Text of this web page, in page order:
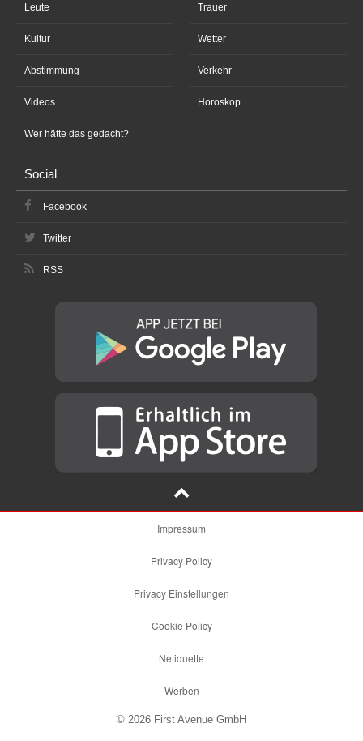
Leute
Kultur
Abstimmung
Videos
Wer hätte das gedacht?
Trauer
Wetter
Verkehr
Horoskop
Social
Facebook
Twitter
RSS
Impressum
Privacy Policy
Privacy Einstellungen
Cookie Policy
Netiquette
Werben
© 2026 First Avenue GmbH